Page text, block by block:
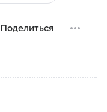
Поделиться